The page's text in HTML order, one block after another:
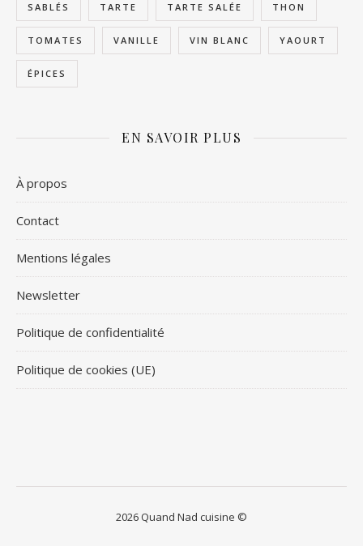
SABLÉS TARTE TARTE SALÉE THON
TOMATES VANILLE VIN BLANC YAOURT
ÉPICES
EN SAVOIR PLUS
À propos
Contact
Mentions légales
Newsletter
Politique de confidentialité
Politique de cookies (UE)
2026 Quand Nad cuisine ©